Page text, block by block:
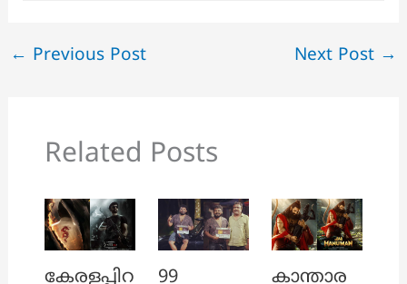
← Previous Post Next Post →
Related Posts
കേരളപ്പിറ 99 കാന്താര